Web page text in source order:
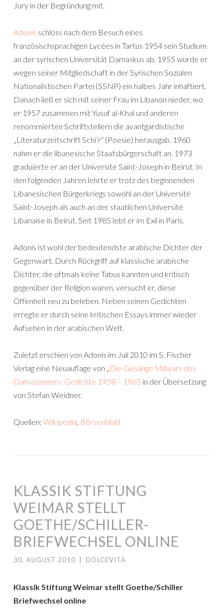
Jury in der Begründung mit.
Adonis schloss nach dem Besuch eines
französischsprachigen Lycées in Tartus 1954 sein Studium
an der syrischen Universität Damaskus ab. 1955 wurde er
wegen seiner Mitgliedschaft in der Syrischen Sozialen
Nationalistischen Partei (SSNP) ein halbes Jahr inhaftiert.
Danach ließ er sich mit seiner Frau im Libanon nieder, wo
er 1957 zusammen mit Yusuf al-Khal und anderen
renommierten Schriftstellern die avantgardistische
„Literaturzeitschrift Schi’r“ (Poesie) herausgab. 1960
nahm er die libanesische Staatsbürgerschaft an. 1973
graduierte er an der Université Saint-Joseph in Beirut. In
den folgenden Jahren lehrte er trotz des beginnenden
Libanesischen Bürgerkriegs sowohl an der Université
Saint-Joseph als auch an der staatlichen Université
Libanaise in Beirut. Seit 1985 lebt er im Exil in Paris.
Adonis ist wohl der bedeutendste arabische Dichter der
Gegenwart. Durch Rückgriff auf klassische arabische
Dichter, die oftmals keine Tabus kannten und kritisch
gegenüber der Religion waren, versucht er, diese
Offenheit neu zu beleben. Neben seinen Gedichten
erregte er durch seine kritischen Essays immer wieder
Aufsehen in der arabischen Welt.
Zuletzt erschien von Adonis im Juli 2010 im S. Fischer
Verlag eine Neuauflage von „Die Gesänge Mihyars des
Damaszeners: Gedichte 1958 – 1965 in der Übersetzung
von Stefan Weidner.
Quellen: Wikipedia, Börsenblatt
KLASSIK STIFTUNG
WEIMAR STELLT
GOETHE/SCHILLER-
BRIEFWECHSEL ONLINE
30. AUGUST 2010 DOLCEVITA
Klassik Stiftung Weimar stellt Goethe/Schiller
Briefwechsel online